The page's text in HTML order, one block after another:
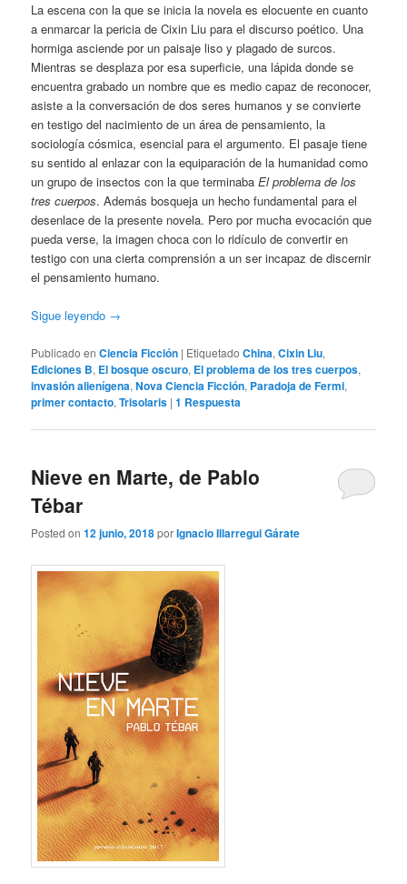
La escena con la que se inicia la novela es elocuente en cuanto
a enmarcar la pericia de Cixin Liu para el discurso poético. Una
hormiga asciende por un paisaje liso y plagado de surcos.
Mientras se desplaza por esa superficie, una lápida donde se
encuentra grabado un nombre que es medio capaz de reconocer,
asiste a la conversación de dos seres humanos y se convierte
en testigo del nacimiento de un área de pensamiento, la
sociología cósmica, esencial para el argumento. El pasaje tiene
su sentido al enlazar con la equiparación de la humanidad como
un grupo de insectos con la que terminabaEl problema de los
tres cuerpos. Además bosqueja un hecho fundamental para el
desenlace de la presente novela. Pero por mucha evocación que
pueda verse, la imagen choca con lo ridículo de convertir en
testigo con una cierta comprensión a un ser incapaz de discernir
el pensamiento humano.
Sigue leyendo →
Publicado en Ciencia Ficción | Etiquetado China,Cixin Liu,
Ediciones B, El bosque oscuro, El problema de los tres cuerpos,
invasión alienígena,Nova Ciencia Ficción, Paradoja de Fermi,
primer contacto,Trisolaris |1 Respuesta
Nieve en Marte, de Pablo
Tébar
Posted on12 junio, 2018porIgnacio Illarregui Gárate